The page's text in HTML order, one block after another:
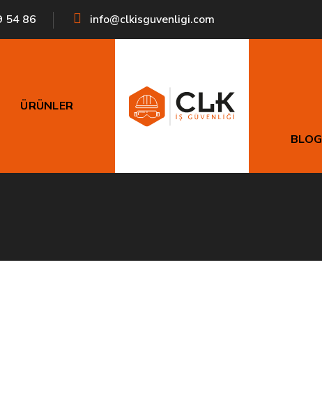
54 86 info@clkisguvenligi.com
ÜRÜNLER
BLOG
Kurtarma Ekipmanları